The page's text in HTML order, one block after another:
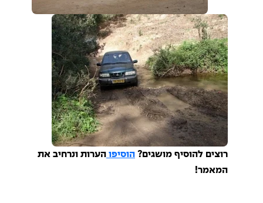
רוצים להוסיף מושגים? הוסיפו הערות ונרחיב את
המאמר!